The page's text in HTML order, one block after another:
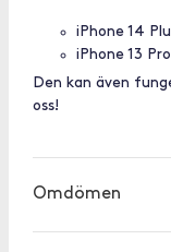
iPhone 14
iPhone 13
Den kan även
oss!
Omdömen